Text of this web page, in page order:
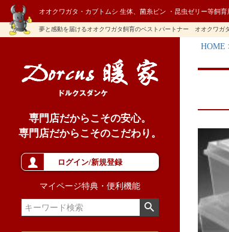
オオクワガタ・カブトムシ 生体、菌糸ビン ・昆虫ゼリー等飼
夢と感動を届けるオオクワガタ飼育のベストパートナー オオクワガ
専門店だからこその安心。
専門店だからこそのこだわり。
ログイン/新規登録
マイページ特典・便利機能
HOME